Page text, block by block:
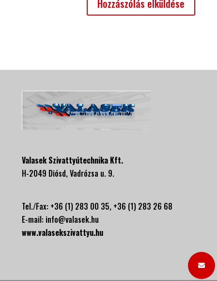
Valasek Szivattyútechnika Kft.
H-2049 Diósd, Vadrózsa u. 9.
Tel./Fax: +36 (1) 283 00 35, +36 (1) 283 26 68
E-mail: info@valasek.hu
www.valasekszivattyu.hu